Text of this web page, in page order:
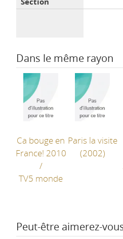
Dans le même rayon
Ca bouge en
France! 2010
/
TV5 monde
Paris la visite
(2002)
Peut-être aimerez-